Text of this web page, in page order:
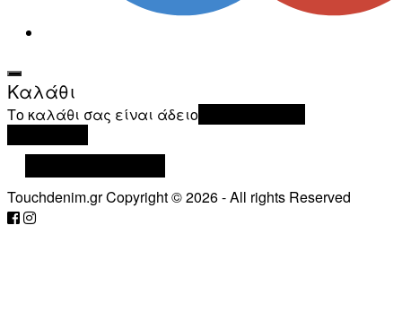
Καλάθι
Το καλάθι σας είναι άδειο
Touchdenim.gr Copyright © 2026 - All rights Reserved